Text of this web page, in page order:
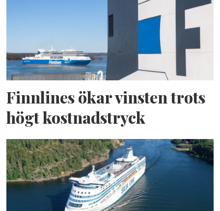
Finnlines ökar vinsten trots
högt kostnadstryck